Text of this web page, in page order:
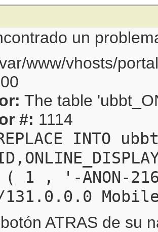
un
www/vhosts/
The table
#: 1114
INTO
( 1 , '-
131.0.0.0
ATRAS de su